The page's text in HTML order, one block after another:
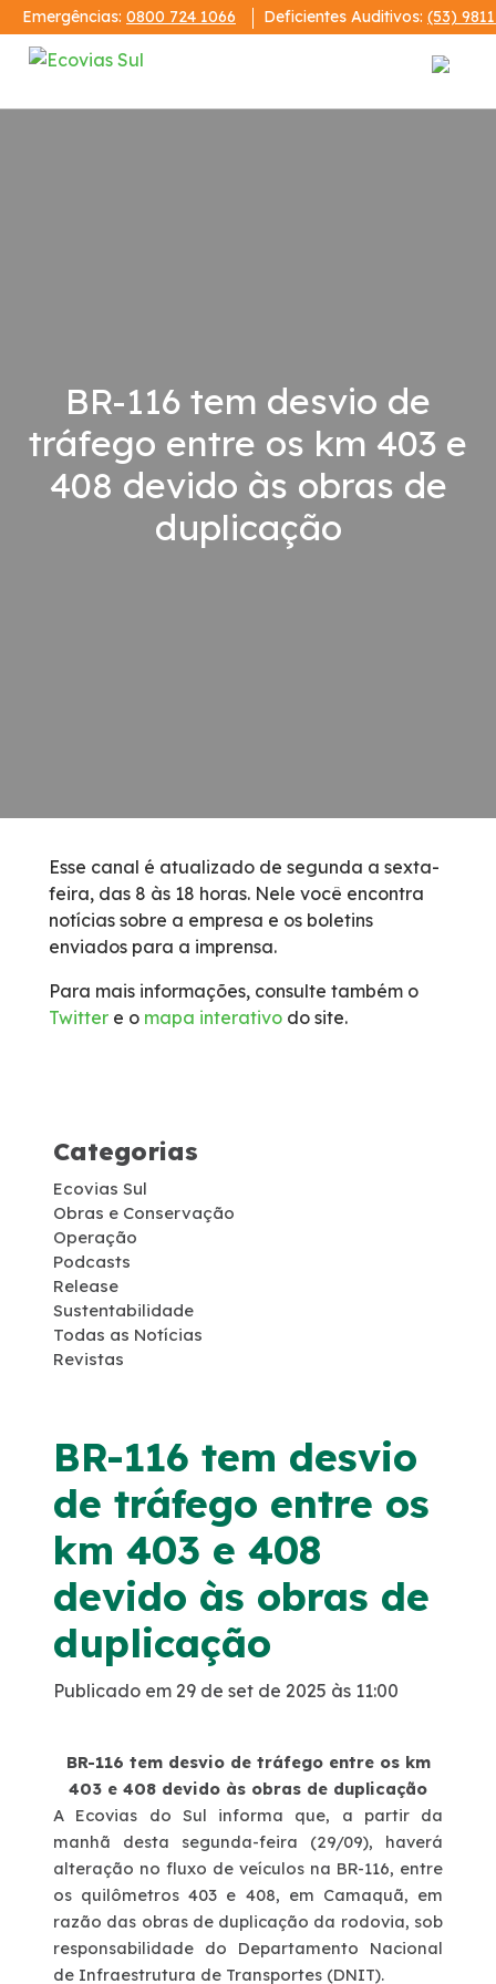
Emergências: 0800 724 1066 Deficientes Auditivos: (53)
Demonstrações Financeiras
Código de Conduta
Condições da Via
Inspeção de Tráfego
Guincho
Socorro Médico
Cargas Especiais
Links Úteis
SAU's
Carta ao Usuário
Notícias
Podcasts
Sustentabilidade
Projetos Socioambientais
Política de Gestão Integrada
Certificações
Atendimento
BR-116 tem desvio de
tráfego entre os km 403 e
408 devido às obras de
duplicação
Esse canal é atualizado de segunda a sexta-
feira, das 8 às 18 horas. Nele você encontra
notícias sobre a empresa e os boletins
enviados para a imprensa.
Para mais informações, consulte também o
Twitter e o mapa interativo do site.
Categorias
Ecovias Sul
Obras e Conservação
Operação
Podcasts
Release
Sustentabilidade
Todas as Notícias
Revistas
BR-116 tem desvio
de tráfego entre os
km 403 e 408
devido às obras de
duplicação
Publicado em 29 de set de 2025 às 11:00
BR-116 tem desvio de tráfego entre os km
403 e 408 devido às obras de duplicação
A Ecovias do Sul informa que, a partir da
manhã desta segunda-feira (29/09), haverá
alteração no fluxo de veículos na BR-116, entre
os quilômetros 403 e 408, em Camaquã, em
razão das obras de duplicação da rodovia, sob
responsabilidade do Departamento Nacional
de Infraestrutura de Transportes (DNIT).